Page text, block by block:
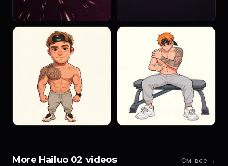
More Hailuo 02 videos См. все →